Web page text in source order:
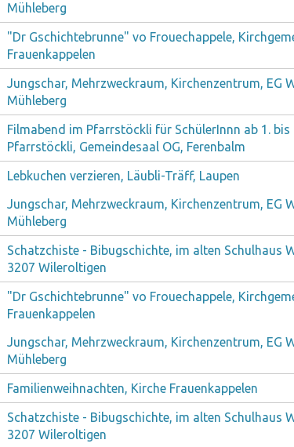
Mühleberg
"Dr Gschichtebrunne" vo Frouechappele,
Frauenkappelen
Jungschar, Mehrzweckraum, Kirchenzentrum, EG
Mühleberg
Filmabend im Pfarrstöckli für SchülerInnn ab 1. bis
Pfarrstöckli, Gemeindesaal OG, Ferenbalm
Lebkuchen verzieren, Läubli-Träff, Laupen
Jungschar, Mehrzweckraum, Kirchenzentrum, EG
Mühleberg
Schatzchiste - Bibugschichte, im alten Schulhaus
3207 Wileroltigen
"Dr Gschichtebrunne" vo Frouechappele,
Frauenkappelen
Jungschar, Mehrzweckraum, Kirchenzentrum, EG
Mühleberg
Familienweihnachten, Kirche Frauenkappelen
Schatzchiste - Bibugschichte, im alten Schulhaus
3207 Wileroltigen